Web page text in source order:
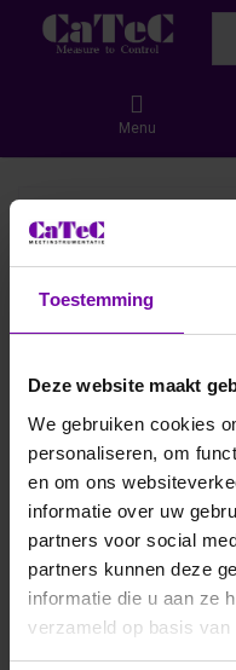
Toestemming
Deze website maakt
We gebruiken cookies
personaliseren, om
en om ons
informatie over uw
partners voor social
partners kunnen deze
informatie die u aan ze
verzameld op basis
Menu